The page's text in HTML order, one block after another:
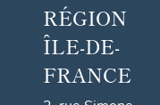
RÉGION
ÎLE-DE-
FRANCE